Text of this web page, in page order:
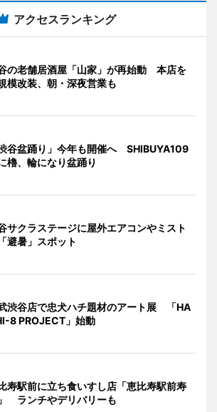
アクセスランキング
の老舗居酒屋「山家」が再始動 本店を
模改装、朝・深夜営業も
渋谷盆踊り」今年も開催へ SHIBUYA109
櫓、輪になり盆踊り
サクラステージに屋外エアコンやミスト
避暑」スポット
渋谷店で忠犬ハチ題材のアート展 「HA
8 PROJECT」始動
寿駅前に立ち食いすし店「恵比寿駅前寿
ランチやデリバリーも